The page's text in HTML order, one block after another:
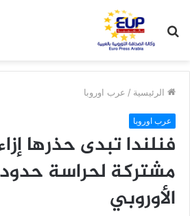
عن
الرئيسية / عرب اوروبا
عرب اوروبا
فنلندا تبدى حذرها
مشتركة لحراسة حدود
الأوروبي